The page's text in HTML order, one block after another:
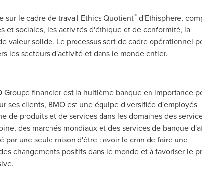
sur le cadre de travail Ethics Quotient®d'Ethisphere,
et sociales, les activités d'éthique et de conformité, la
valeur solide. Le processus sert de cadre opérationnel
les secteurs d'activité et dans le monde entier.
financier est la huitième banque en importance
ses clients, BMO est une équipe diversifiée d'employés
de produits et de services dans les domaines des
des marchés mondiaux et des services de banque
par une seule raison d'être : avoir le cran de faire une
changements positifs dans le monde et à favoriser le